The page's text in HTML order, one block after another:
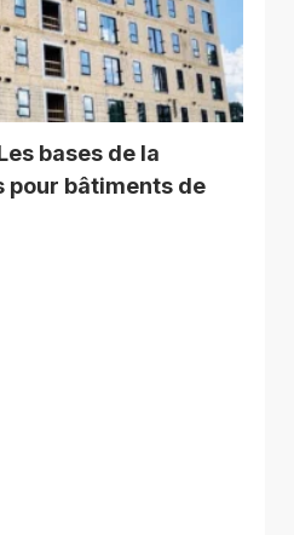
bases de la
pour bâtiments de